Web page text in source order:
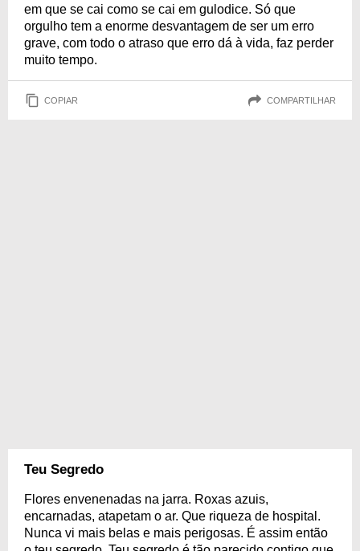
em que se cai como se cai em gulodice. Só que
orgulho tem a enorme desvantagem de ser um erro
grave, com todo o atraso que erro dá à vida, faz perder
muito tempo.
COPIAR COMPARTILHAR
Teu Segredo
Flores envenenadas na jarra. Roxas azuis,
encarnadas, atapetam o ar. Que riqueza de hospital.
Nunca vi mais belas e mais perigosas. É assim então